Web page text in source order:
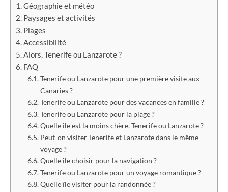
Géographie et météo
Paysages et activités
Plages
Accessibilité
Alors, Tenerife ou Lanzarote ?
FAQ
Tenerife ou Lanzarote pour une première visite aux
Canaries ?
Tenerife ou Lanzarote pour des vacances en famille ?
Tenerife ou Lanzarote pour la plage ?
Quelle île est la moins chère, Tenerife ou Lanzarote ?
Peut-on visiter Tenerife et Lanzarote dans le même
voyage ?
Quelle île choisir pour la navigation ?
Tenerife ou Lanzarote pour un voyage romantique ?
Quelle île visiter pour la randonnée ?